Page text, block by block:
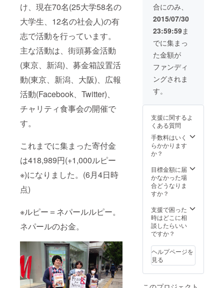
け、現在70名(25大学58名の
大学生、12名の社会人)の有
志で活動を行っています。
主な活動は、街頭募金活動
(東京、新潟)、募金箱設置活
動(東京、新潟、大阪)、広報
活動(Facebook、Twitter)、
チャリティ食事会の開催で
す。
これまでに集まった寄付金
は418,989円(+1,000ルピー
※)になりました。(6月4日時
点)
※ルピー＝ネパールルピー。
ネパールのお金。
合にのみ、
2015/07/30
23:59:59ま
でに集まっ
た金額が
ファンディ
ングされま
す。
支援に関するよ
くある質問
手数料はいく
らかかります
か？
目標金額に届
かなかった場
合どうなりま
すか？
支援で困った
時はどこに相
談したらいい
ですか？
ヘルプページを
見る